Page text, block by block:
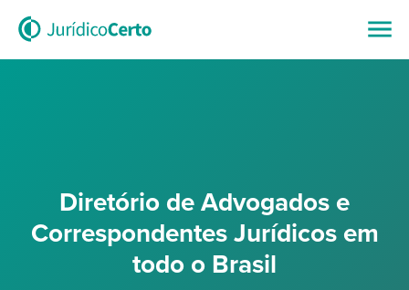
Diretório de Advogados e
Correspondentes Jurídicos em
todo o Brasil